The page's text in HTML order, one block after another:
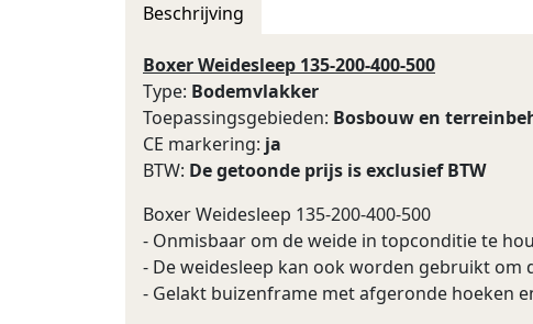
Beschrijving
Boxer Weidesleep 135-200-400-500
Type: Bodemvlakker
Toepassingsgebieden: Bosbouw en
CE markering: ja
BTW: De getoonde prijs is exclusief BTW
Boxer Weidesleep 135-200-400-500
- Onmisbaar om de weide in topconditie te
- De weidesleep kan ook worden gebruikt om
- Gelakt buizenframe met afgeronde hoeken